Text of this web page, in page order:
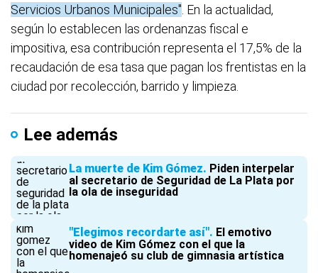
Servicios Urbanos Municipales" . En la actualidad,
según lo establecen las ordenanzas fiscal e
impositiva, esa contribución representa el 17,5% de la
recaudación de esa tasa que pagan los frentistas en la
ciudad por recolección, barrido y limpieza.
Lee además
La muerte de Kim Gómez Piden interpelar
al secretario de Seguridad de La Plata por
la ola de inseguridad
"Elegimos recordarte así" El emotivo
video de Kim Gómez con el que la
homenajeó su club de gimnasia artística